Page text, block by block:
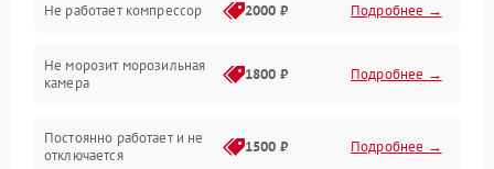
Электропитание
Дренаж
Не работает компрессор 2000 ₽ Подробнее →
Не морозит морозильная
камера
1800 ₽ Подробнее →
Постоянно работает и не
отключается
1500 ₽ Подробнее →